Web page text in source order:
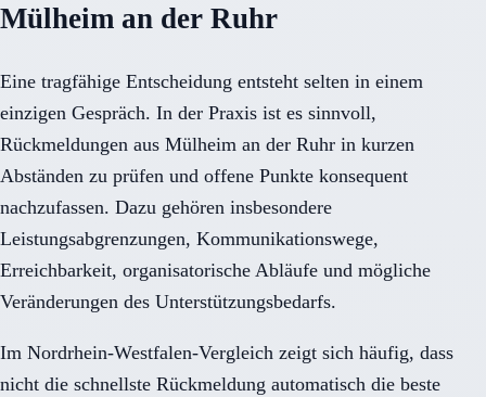
Mülheim an der Ruhr
Eine tragfähige Entscheidung entsteht selten in einem
einzigen Gespräch. In der Praxis ist es sinnvoll,
Rückmeldungen aus Mülheim an der Ruhr in kurzen
Abständen zu prüfen und offene Punkte konsequent
nachzufassen. Dazu gehören insbesondere
Leistungsabgrenzungen, Kommunikationswege,
Erreichbarkeit, organisatorische Abläufe und mögliche
Veränderungen des Unterstützungsbedarfs.
Im Nordrhein-Westfalen-Vergleich zeigt sich häufig, dass
nicht die schnellste Rückmeldung automatisch die beste